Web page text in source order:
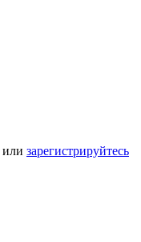
или зарегистрируйтесь